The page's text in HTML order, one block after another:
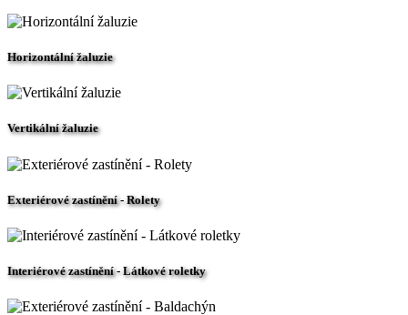
Horizontální žaluzie
Vertikální žaluzie
Exteriérové zastínění - Rolety
Interiérové zastínění - Látkové roletky